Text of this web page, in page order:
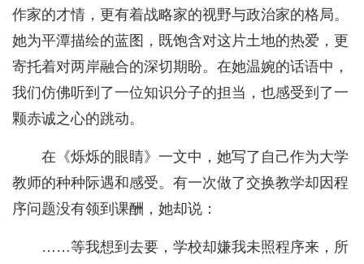
作家的才情，更有着战略家的视野与政治家的格局。
她为平潭描绘的蓝图，既饱含对这片土地的热爱，更
寄托着对两岸融合的深切期盼。在她温婉的话语中，
我们仿佛听到了一位知识分子的担当，也感受到了一
颗赤诚之心的跳动。
在《烁烁的眼睛》一文中，她写了自己作为大学
教师的种种际遇和感受。有一次做了交换教学却因程
序问题没有领到课酬，她却说：
……等我想到去要，学校却嫌我未照程序来，所